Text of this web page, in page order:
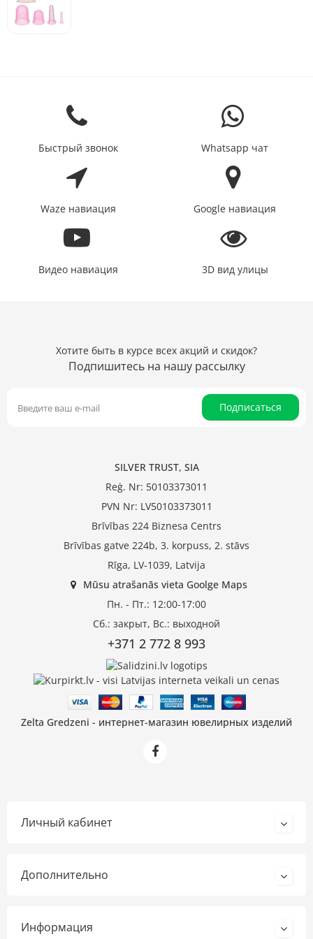
Быстрый звонок Whatsapp чат
Waze навиация Google навиация
Видео навиация 3D вид улицы
Хотите быть в курсе всех акций и скидок?
Подпишитесь на нашу рассылку
Подписаться
SILVER TRUST, SIA
Reģ. Nr: 50103373011
PVN Nr: LV50103373011
Brīvības 224 Biznesa Centrs
Brīvības gatve 224b, 3. korpuss, 2. stāvs
Rīga, LV-1039, Latvija
Mūsu atrašanās vieta Goolge Maps
Пн. - Пт.: 12:00-17:00
Сб.: закрыт, Вс.: выходной
+371 2 772 8 993
Zelta Gredzeni - интернет-магазин ювелирных изделий
Личный кабинет
Дополнительно
Информация